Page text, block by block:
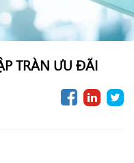
TRÀN ƯU ĐÃI